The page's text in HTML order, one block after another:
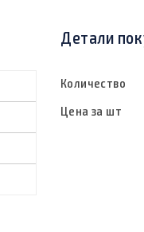
Детали
Количество
Цена за шт